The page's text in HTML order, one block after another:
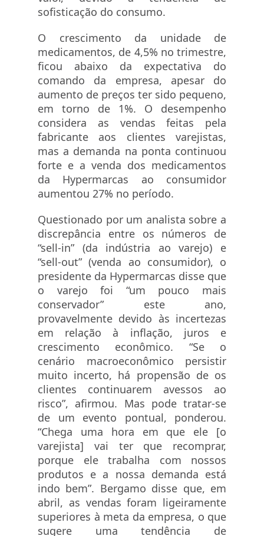
sofisticação do consumo.
O crescimento da unidade de
medicamentos, de 4,5% no trimestre,
ficou abaixo da expectativa do
comando da empresa, apesar do
aumento de preços ter sido pequeno,
em torno de 1%. O desempenho
considera as vendas feitas pela
fabricante aos clientes varejistas,
mas a demanda na ponta continuou
forte e a venda dos medicamentos
da Hypermarcas ao consumidor
aumentou 27% no período.
Questionado por um analista sobre a
discrepância entre os números de
“sell-in” (da indústria ao varejo) e
“sell-out” (venda ao consumidor), o
presidente da Hypermarcas disse que
o varejo foi “um pouco mais
conservador” este ano,
provavelmente devido às incertezas
em relação à inflação, juros e
crescimento econômico. “Se o
cenário macroeconômico persistir
muito incerto, há propensão de os
clientes continuarem avessos ao
risco”, afirmou. Mas pode tratar-se
de um evento pontual, ponderou.
“Chega uma hora em que ele [o
varejista] vai ter que recomprar,
porque ele trabalha com nossos
produtos e a nossa demanda está
indo bem”. Bergamo disse que, em
abril, as vendas foram ligeiramente
superiores à meta da empresa, o que
sugere uma tendência de